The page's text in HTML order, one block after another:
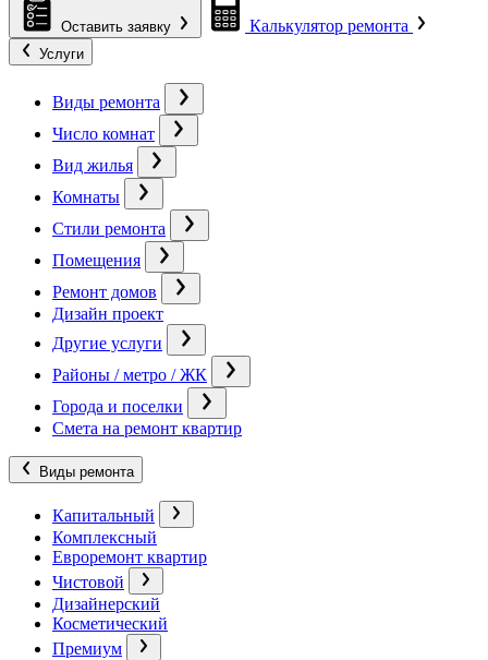
Оставить заявку Калькулятор ремонта
Услуги
Виды ремонта
Число комнат
Вид жилья
Комнаты
Стили ремонта
Помещения
Ремонт домов
Дизайн проект
Другие услуги
Районы / метро / ЖК
Города и поселки
Смета на ремонт квартир
Виды ремонта
Капитальный
Комплексный
Евроремонт квартир
Чистовой
Дизайнерский
Косметический
Премиум